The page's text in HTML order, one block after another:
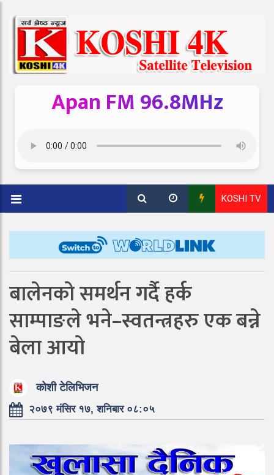
Apan FM 96.8MHz
KOSHI TV
बालेनको समर्थन गर्दै हर्क
साम्पाङले भने–स्वतन्त्रहरु एक बन्ने
बेला आयो
कोशी टेलिभिजन
२०७९ मंसिर १७, शनिबार ०८:०५